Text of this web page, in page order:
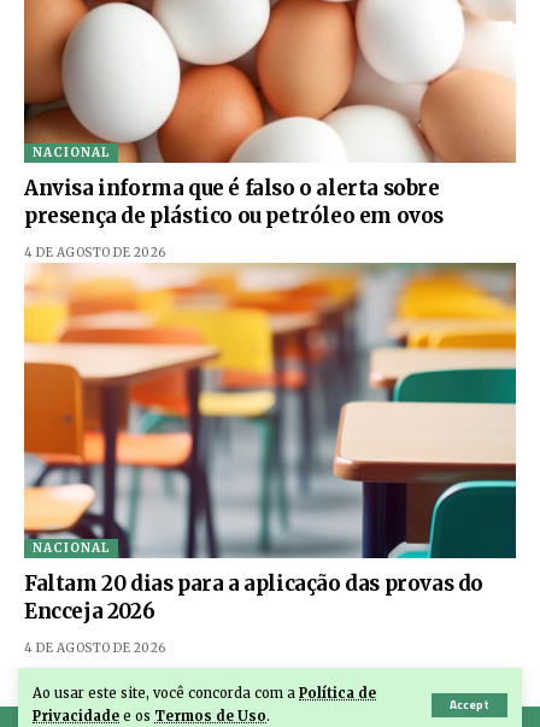
Ao usar este site, você concorda com a Política de
Privacidade e os Termos de Uso.
Accept
NACIONAL
Anvisa informa que é falso o alerta sobre
presença de plástico ou petróleo em ovos
4 DE AGOSTO DE 2026
NACIONAL
Faltam 20 dias para a aplicação das provas do
Encceja 2026
4 DE AGOSTO DE 2026